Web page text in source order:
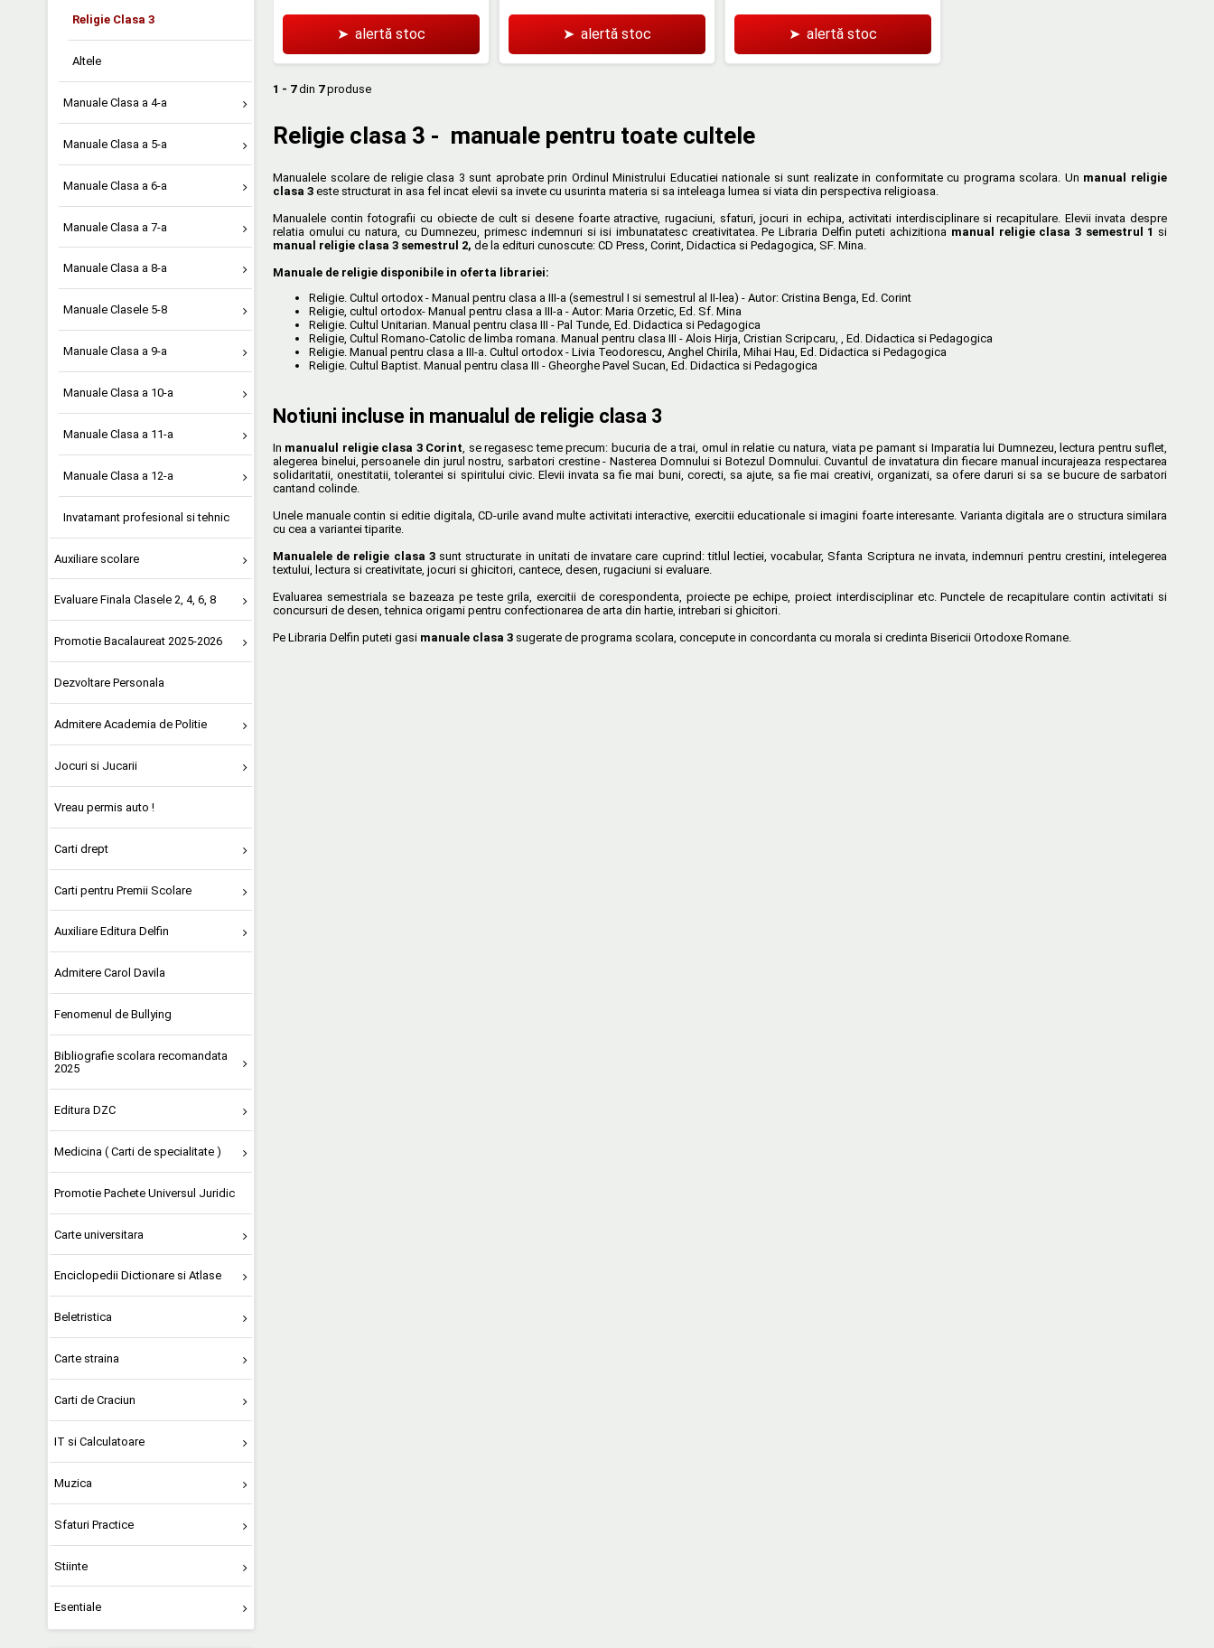
Religie Clasa 3
Altele
Manuale Clasa a 4-a
Manuale Clasa a 5-a
Manuale Clasa a 6-a
Manuale Clasa a 7-a
Manuale Clasa a 8-a
Manuale Clasele 5-8
Manuale Clasa a 9-a
Manuale Clasa a 10-a
Manuale Clasa a 11-a
Manuale Clasa a 12-a
Invatamant profesional si tehnic
Auxiliare scolare
Evaluare Finala Clasele 2, 4, 6, 8
Promotie Bacalaureat 2025-2026
Dezvoltare Personala
Admitere Academia de Politie
Jocuri si Jucarii
Vreau permis auto !
Carti drept
Carti pentru Premii Scolare
Auxiliare Editura Delfin
Admitere Carol Davila
Fenomenul de Bullying
Bibliografie scolara recomandata
2025
Editura DZC
Medicina ( Carti de specialitate )
Promotie Pachete Universul Juridic
Carte universitara
Enciclopedii Dictionare si Atlase
Beletristica
Carte straina
Carti de Craciun
IT si Calculatoare
Muzica
Sfaturi Practice
Stiinte
Esentiale
➤ alertă stoc ➤ alertă stoc ➤ alertă stoc
1 - 7din 7produse
Religie clasa 3 - manuale pentru toate cultele
Manualele scolare de religie clasa 3 sunt aprobate prin Ordinul Ministrului Educatiei nationale si sunt realizate in conformitate cu programa scolara. Un manual religie
clasa 3 este structurat in asa fel incat elevii sa invete cu usurinta materia si sa inteleaga lumea si viata din perspectiva religioasa.
Manualele contin fotografii cu obiecte de cult si desene foarte atractive, rugaciuni, sfaturi, jocuri in echipa, activitati interdisciplinare si recapitulare. Elevii invata despre
relatia omului cu natura, cu Dumnezeu, primesc indemnuri si isi imbunatatesc creativitatea. Pe Libraria Delfin puteti achizitiona manual religie clasa 3 semestrul 1 si
manual religie clasa 3 semestrul 2, de la edituri cunoscute: CD Press, Corint, Didactica si Pedagogica, SF. Mina.
Manuale de religie disponibile in oferta librariei:
Religie. Cultul ortodox - Manual pentru clasa a III-a (semestrul I si semestrul al II-lea) - Autor: Cristina Benga, Ed. Corint
Religie, cultul ortodox- Manual pentru clasa a III-a - Autor: Maria Orzetic, Ed. Sf. Mina
Religie. Cultul Unitarian. Manual pentru clasa III - Pal Tunde, Ed. Didactica si Pedagogica
Religie, Cultul Romano-Catolic de limba romana. Manual pentru clasa III - Alois Hirja, Cristian Scripcaru, , Ed. Didactica si Pedagogica
Religie. Manual pentru clasa a III-a. Cultul ortodox - Livia Teodorescu, Anghel Chirila, Mihai Hau, Ed. Didactica si Pedagogica
Religie. Cultul Baptist. Manual pentru clasa III - Gheorghe Pavel Sucan, Ed. Didactica si Pedagogica
Notiuni incluse in manualul de religie clasa 3
In manualul religie clasa 3 Corint , se regasesc teme precum: bucuria de a trai, omul in relatie cu natura, viata pe pamant si Imparatia lui Dumnezeu, lectura pentru suflet,
alegerea binelui, persoanele din jurul nostru, sarbatori crestine - Nasterea Domnului si Botezul Domnului. Cuvantul de invatatura din fiecare manual incurajeaza respectarea
solidaritatii, onestitatii, tolerantei si spiritului civic. Elevii invata sa fie mai buni, corecti, sa ajute, sa fie mai creativi, organizati, sa ofere daruri si sa se bucure de sarbatori
cantand colinde.
Unele manuale contin si editie digitala, CD-urile avand multe activitati interactive, exercitii educationale si imagini foarte interesante. Varianta digitala are o structura similara
cu cea a variantei tiparite.
Manualele de religie clasa 3sunt structurate in unitati de invatare care cuprind: titlul lectiei, vocabular, Sfanta Scriptura ne invata, indemnuri pentru crestini, intelegerea
textului, lectura si creativitate, jocuri si ghicitori, cantece, desen, rugaciuni si evaluare.
Evaluarea semestriala se bazeaza pe teste grila, exercitii de corespondenta, proiecte pe echipe, proiect interdisciplinar etc. Punctele de recapitulare contin activitati si
concursuri de desen, tehnica origami pentru confectionarea de arta din hartie, intrebari si ghicitori.
Pe Libraria Delfin puteti gasi manuale clasa 3 sugerate de programa scolara, concepute in concordanta cu morala si credinta Bisericii Ortodoxe Romane.